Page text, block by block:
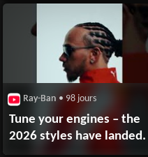
Ray-Ban • 98 jours
Tune your engines – the
2026 styles have landed.